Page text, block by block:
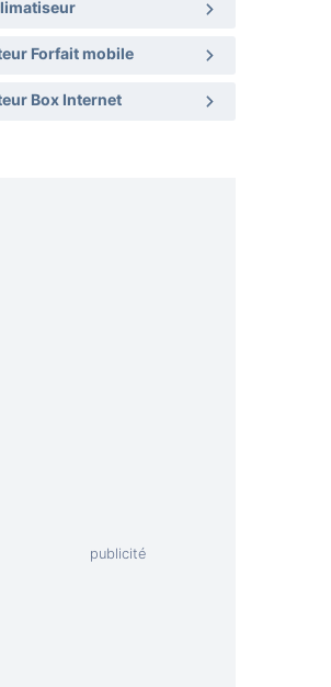
Forfait mobile
Box Internet